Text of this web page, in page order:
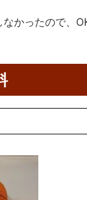
かったので、